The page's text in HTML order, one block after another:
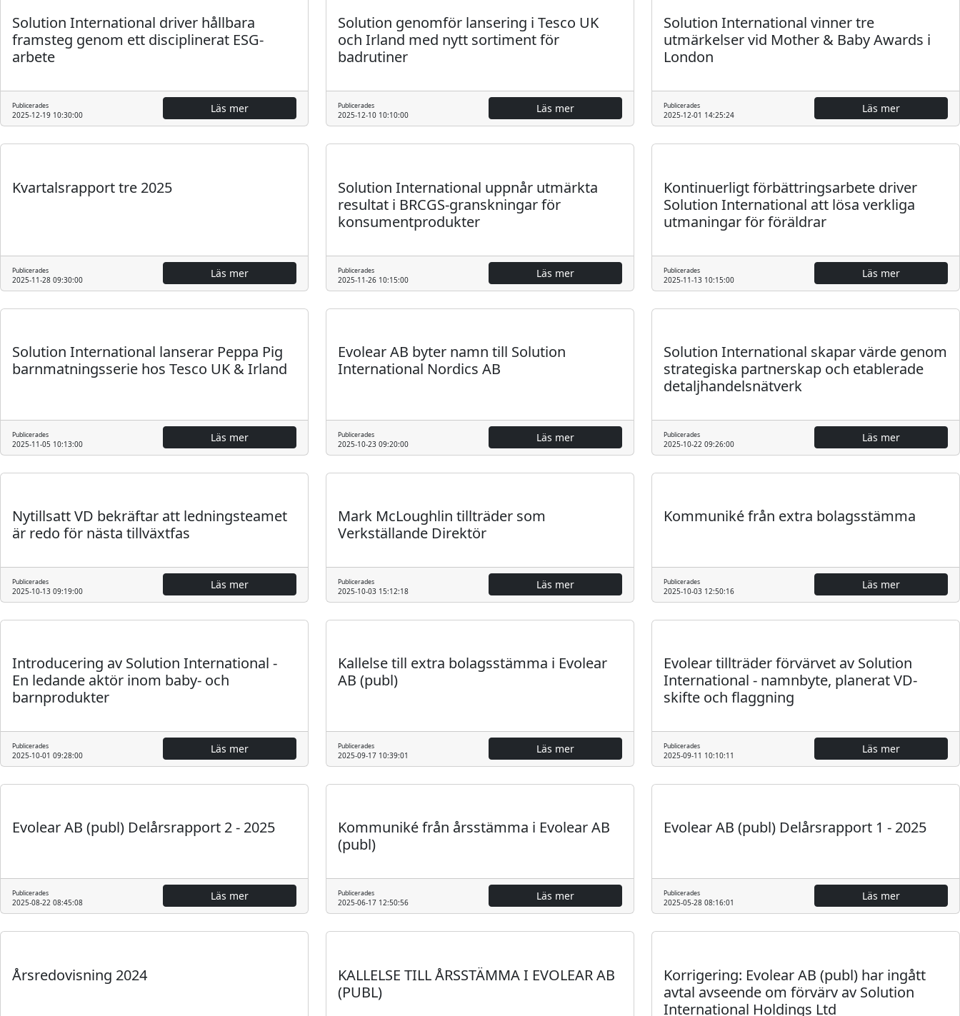
Solution International driver hållbara
framsteg genom ett disciplinerat ESG-
arbete
Publicerades
2025-12-19 10:30:00 Läs mer
Solution genomför lansering i Tesco UK
och Irland med nytt sortiment för
badrutiner
Publicerades
2025-12-10 10:10:00 Läs mer
Solution International vinner tre
utmärkelser vid Mother & Baby Awards i
London
Publicerades
2025-12-01 14:25:24 Läs mer
Kvartalsrapport tre 2025
Publicerades
2025-11-28 09:30:00 Läs mer
Solution International uppnår utmärkta
resultat i BRCGS-granskningar för
konsumentprodukter
Publicerades
2025-11-26 10:15:00 Läs mer
Kontinuerligt förbättringsarbete driver
Solution International att lösa verkliga
utmaningar för föräldrar
Publicerades
2025-11-13 10:15:00 Läs mer
Solution International lanserar Peppa Pig
barnmatningsserie hos Tesco UK & Irland
Publicerades
2025-11-05 10:13:00 Läs mer
Evolear AB byter namn till Solution
International Nordics AB
Publicerades
2025-10-23 09:20:00 Läs mer
Solution International skapar värde genom
strategiska partnerskap och etablerade
detaljhandelsnätverk
Publicerades
2025-10-22 09:26:00 Läs mer
Nytillsatt VD bekräftar att ledningsteamet
är redo för nästa tillväxtfas
Publicerades
2025-10-13 09:19:00 Läs mer
Mark McLoughlin tillträder som
Verkställande Direktör
Publicerades
2025-10-03 15:12:18 Läs mer
Kommuniké från extra bolagsstämma
Publicerades
2025-10-03 12:50:16 Läs mer
Introducering av Solution International -
En ledande aktör inom baby- och
barnprodukter
Publicerades
2025-10-01 09:28:00 Läs mer
Kallelse till extra bolagsstämma i Evolear
AB (publ)
Publicerades
2025-09-17 10:39:01 Läs mer
Evolear tillträder förvärvet av Solution
International - namnbyte, planerat VD-
skifte och flaggning
Publicerades
2025-09-11 10:10:11 Läs mer
Evolear AB (publ) Delårsrapport 2 - 2025
Publicerades
2025-08-22 08:45:08 Läs mer
Kommuniké från årsstämma i Evolear AB
(publ)
Publicerades
2025-06-17 12:50:56 Läs mer
Evolear AB (publ) Delårsrapport 1 - 2025
Publicerades
2025-05-28 08:16:01 Läs mer
Årsredovisning 2024
KALLELSE TILL ÅRSSTÄMMA I EVOLEAR AB
(PUBL)
Korrigering: Evolear AB (publ) har ingått
avtal avseende om förvärv av Solution
International Holdings Ltd